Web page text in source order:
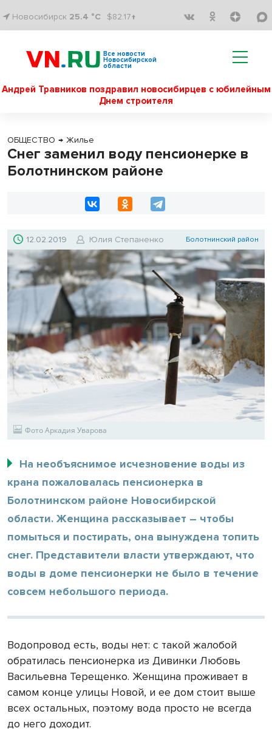
Новосибирск 25.4 °C $82.17↑
Все новости
Новосибирской
области
Андрей Травников поздравил новосибирцев с юбилейным
Днем строителя
ОБЩЕСТВО → Жилье
Снег заменил воду пенсионерке в
Болотнинском районе
12.02.2019 Юлия Степаненко Болотнинский район
Фото Аркадия Уварова
На необъяснимое исчезновение воды из
крана пожаловалась пенсионерка в
Болотнинском районе Новосибирской
области. Женщина рассказывает – чтобы
помыться и постирать, она вынуждена топить
снег. Представители власти утверждают, что
воды в доме пенсионерки не было в течение
совсем небольшого периода.
Водопровод есть, воды нет: с такой жалобой
обратилась пенсионерка из Дивинки Любовь
Васильевна Терещенко. Женщина проживает в
самом конце улицы Новой, и ее дом стоит выше
всех остальных, поэтому вода просто не всегда
до него доходит.